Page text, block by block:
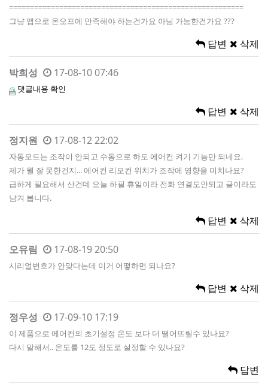
========================================================
그냥 앱으로 온오프에 만족해야 하는건가요 아님 가능한건가요 ???
답변 삭제
박희성 17-08-10 07:46
댓글내용 확인
답변 삭제
정지원 17-08-12 22:02
자동모드는 조작이 안되고 수동으로 하도 에어컨 켜기 기능만 되네요.
제가 뭘 잘 못한건지... 에어컨 리모컨 위치가 조작에 영향을 미치나요?
급하게 필요해서 산건데 오늘 하필 휴일이라 전화 연결도안되고 글이라도
남겨 봅니다.
답변 삭제
오유림 17-08-19 20:50
시리얼번호가 안맞다는데 이거 어떻하면 되나요?
답변 삭제
정우성 17-09-10 17:19
이 제품으로 에어컨의 초기설정 온도 보다 더 떨어뜨릴수 있나요?
다시 말해서.. 온도를 12도 정도로 설정할 수 있나요?
답변